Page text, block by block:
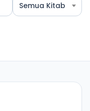
Semua Kitab